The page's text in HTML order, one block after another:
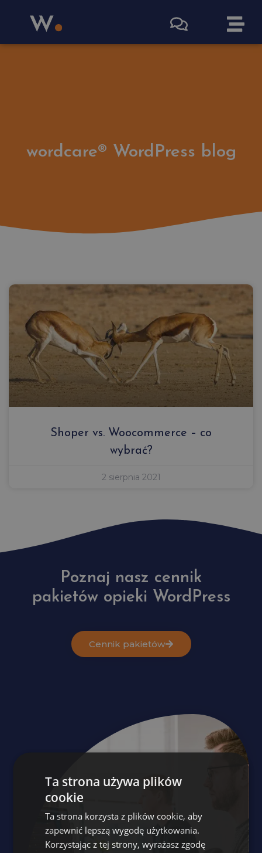
wordcare® WordPress blog
Shoper vs. Woocommerce – co
wybrać?
2 sierpnia 2021
Poznaj nasz cennik
pakietów opieki WordPress
Cennik pakietów
Ta strona używa plików
cookie
Ta strona korzysta z plików cookie, aby
zapewnić lepszą wygodę użytkowania.
Korzystając z tej strony, wyrażasz zgodę